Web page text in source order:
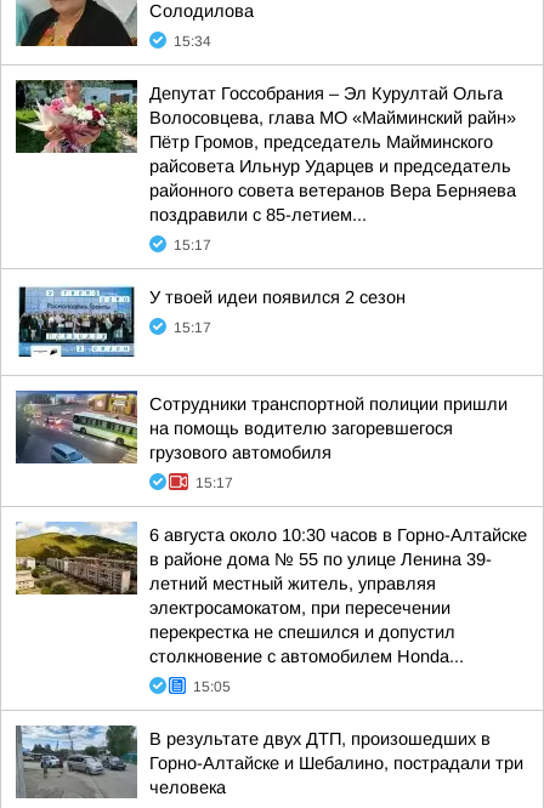
Солодилова
15:34
Депутат Госсобрания – Эл Курултай Ольга
Волосовцева, глава МО «Майминский райн»
Пётр Громов, председатель Майминского
райсовета Ильнур Ударцев и председатель
районного совета ветеранов Вера Берняева
поздравили с 85-летием...
15:17
У твоей идеи появился 2 сезон
15:17
Сотрудники транспортной полиции пришли
на помощь водителю загоревшегося
грузового автомобиля
15:17
6 августа около 10:30 часов в Горно-Алтайске
в районе дома № 55 по улице Ленина 39-
летний местный житель, управляя
электросамокатом, при пересечении
перекрестка не спешился и допустил
столкновение с автомобилем Honda...
15:05
В результате двух ДТП, произошедших в
Горно-Алтайске и Шебалино, пострадали три
человека